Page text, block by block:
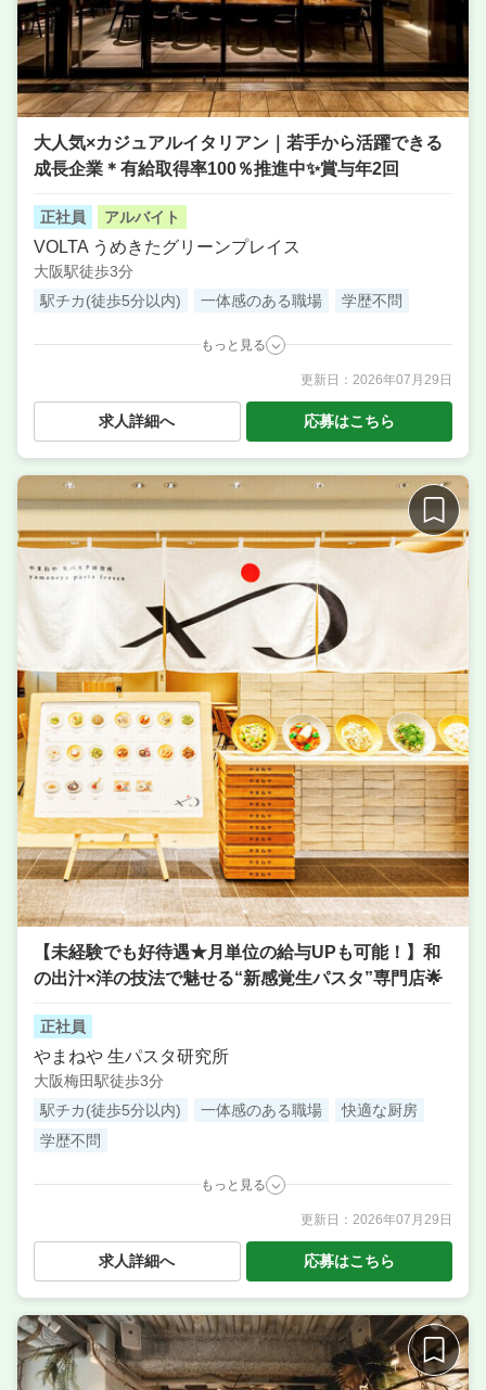
大人気×カジュアルイタリアン｜若手から活躍できる
成長企業＊有給取得率100％推進中✨賞与年2回
正社員 アルバイト
VOLTA うめきたグリーンプレイス
大阪駅徒歩3分
駅チカ(徒歩5分以内)
一体感のある職場 学歴不問
もっと見る
料理長候補（シェフ・板長など） ／ 店長候補・マネ
ージャー ／ サービス・ホール ／ 調理・キッチンスタ
ッフ・板前 ／ 調理補助・調理見習い
カジュアルながら本格派のイタリアン
住所
大阪府大阪市北区大深町５−１ うめきたグリーンプレ
イス ２F
席数 50席〜75席
単価 5000円〜7000円
更新日： 2026年07月29日
求人詳細へ 応募はこちら
【未経験でも好待遇★月単位の給与UPも可能！】和
の出汁×洋の技法で魅せる“新感覚生パスタ”専門店🌟
正社員
やまねや 生パスタ研究所
大阪梅田駅徒歩3分
駅チカ(徒歩5分以内)
一体感のある職場
快適な厨房
学歴不問
もっと見る
店長候補・マネージャー ／ 調理・キッチンスタッ
フ・板前 ／ サービス・ホール
国産小麦100%の自家製生パスタ専門店
住所 大阪府大阪市北区角田町8-7 12階 祝祭ダイニング
席数 20席〜30席
単価 1500円〜2000円
更新日： 2026年07月29日
求人詳細へ 応募はこちら